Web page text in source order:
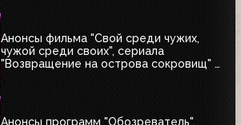
Анонсы фильма "Свой среди чужих,
чужой среди своих", сериала
"Возвращение на острова сокровищ" и
Анонсы программ "Обозреватель",